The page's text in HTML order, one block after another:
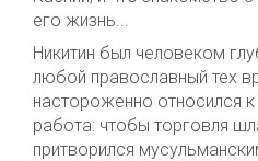
его жизнь...
Никитин был человеком
любой православный тех
настороженно относился
работа: чтобы торговля
притворился